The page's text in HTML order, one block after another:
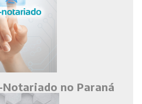
no Paraná